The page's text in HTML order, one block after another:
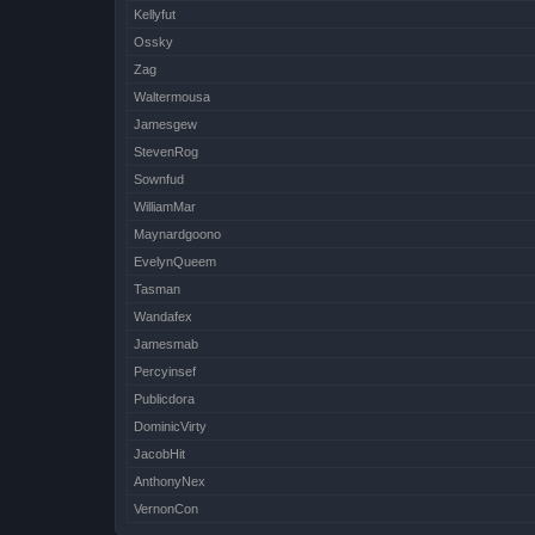
Kellyfut
Ossky
Zag
Waltermousa
Jamesgew
StevenRog
Sownfud
WilliamMar
Maynardgoono
EvelynQueem
Tasman
Wandafex
Jamesmab
Percyinsef
Publicdora
DominicVirty
JacobHit
AnthonyNex
VernonCon